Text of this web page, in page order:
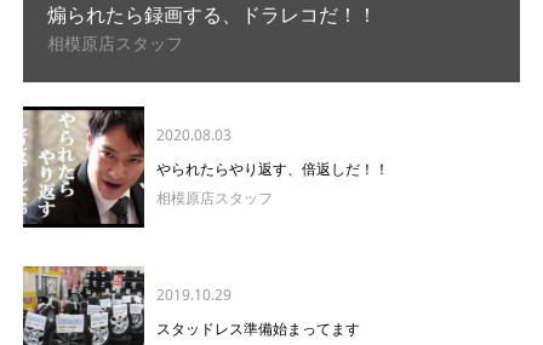
煽られたら録画する、ドラレコだ！！
相模原店スタッフ
2020.08.03
やられたらやり返す、倍返しだ！！
相模原店スタッフ
2019.10.29
スタッドレス準備始まってます